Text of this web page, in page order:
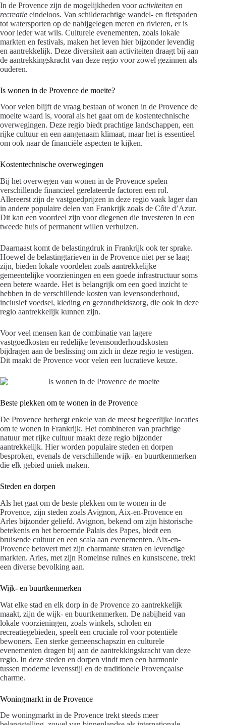
In de Provence zijn de mogelijkheden vooractiviteiten en
recreatie eindeloos. Van schilderachtige wandel- en fietspaden
tot watersporten op de nabijgelegen meren en rivieren, er is
voor ieder wat wils. Culturele evenementen, zoals lokale
markten en festivals, maken het leven hier bijzonder levendig
en aantrekkelijk. Deze diversiteit aan activiteiten draagt bij aan
de aantrekkingskracht van deze regio voor zowel gezinnen als
ouderen.
Is wonen in de Provence de moeite?
Voor velen blijft de vraag bestaan of wonen in de Provence de
moeite waard is, vooral als het gaat om de kostentechnische
overwegingen. Deze regio biedt prachtige landschappen, een
rijke cultuur en een aangenaam klimaat, maar het is essentieel
om ook naar de financiële aspecten te kijken.
Kostentechnische overwegingen
Bij het overwegen van wonen in de Provence spelen
verschillende financieel gerelateerde factoren een rol.
Allereerst zijn de vastgoedprijzen in deze regio vaak lager dan
in andere populaire delen van Frankrijk zoals de Côte d’Azur.
Dit kan een voordeel zijn voor diegenen die investeren in een
tweede huis of permanent willen verhuizen.
Daarnaast komt de belastingdruk in Frankrijk ook ter sprake.
Hoewel de belastingtarieven in de Provence niet per se laag
zijn, bieden lokale voordelen zoals aantrekkelijke
gemeentelijke voorzieningen en een goede infrastructuur soms
een betere waarde. Het is belangrijk om een goed inzicht te
hebben in de verschillende kosten van levensonderhoud,
inclusief voedsel, kleding en gezondheidszorg, die ook in deze
regio aantrekkelijk kunnen zijn.
Voor veel mensen kan de combinatie van lagere
vastgoedkosten en redelijke levensonderhoudskosten
bijdragen aan de beslissing om zich in deze regio te vestigen.
Dit maakt de Provence voor velen een lucratieve keuze.
Beste plekken om te wonen in de Provence
De Provence herbergt enkele van de meest begeerlijke locaties
om te wonen in Frankrijk. Het combineren van prachtige
natuur met rijke cultuur maakt deze regio bijzonder
aantrekkelijk. Hier worden populaire steden en dorpen
besproken, evenals de verschillende wijk- en buurtkenmerken
die elk gebied uniek maken.
Steden en dorpen
Als het gaat om de beste plekken om te wonen in de
Provence, zijn steden zoals Avignon, Aix-en-Provence en
Arles bijzonder geliefd. Avignon, bekend om zijn historische
betekenis en het beroemde Palais des Papes, biedt een
bruisende cultuur en een scala aan evenementen. Aix-en-
Provence betovert met zijn charmante straten en levendige
markten. Arles, met zijn Romeinse ruïnes en kunstscene, trekt
een diverse bevolking aan.
Wijk- en buurtkenmerken
Wat elke stad en elk dorp in de Provence zo aantrekkelijk
maakt, zijn de wijk- en buurtkenmerken. De nabijheid van
lokale voorzieningen, zoals winkels, scholen en
recreatiegebieden, speelt een cruciale rol voor potentiële
bewoners. Een sterke gemeenschapszin en culturele
evenementen dragen bij aan de aantrekkingskracht van deze
regio. In deze steden en dorpen vindt men een harmonie
tussen moderne levensstijl en de traditionele Provençaalse
charme.
Woningmarkt in de Provence
De woningmarkt in de Provence trekt steeds meer